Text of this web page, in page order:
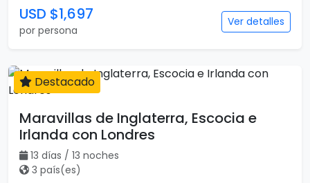
USD $1,697
por persona
Ver detalles
Destacado